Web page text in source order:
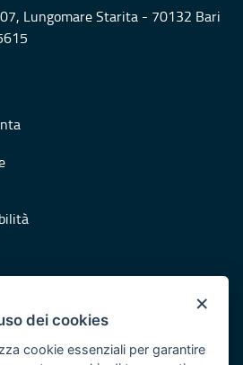
Lungomare Starita - 70132 Bari
Puglia
×
dei cookies
cookie essenziali per garantire